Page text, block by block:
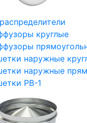
круглые
наружные
наружные
РВ-1